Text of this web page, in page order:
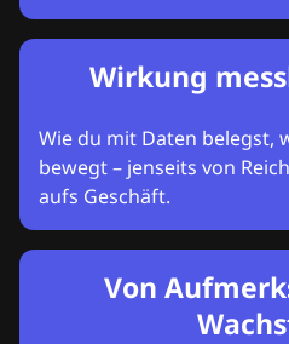
Wirkung
Wie du mit Daten belegst,
bewegt – jenseits von
aufs Geschäft.
Von